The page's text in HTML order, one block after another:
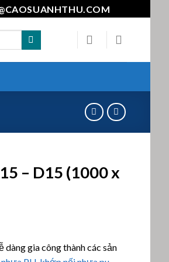
– D15 (1000 x
dàng gia công thành các sản